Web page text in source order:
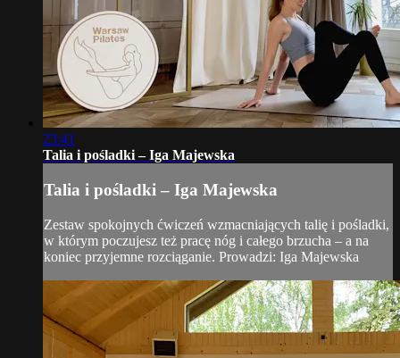
23:41
Talia i pośladki – Iga Majewska
Talia i pośladki – Iga Majewska
Zestaw spokojnych ćwiczeń wzmacniających talię i pośladki,
w którym poczujesz też pracę nóg i całego brzucha – a na
koniec przyjemne rozciąganie. Prowadzi: Iga Majewska